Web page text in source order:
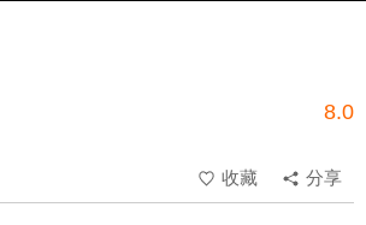
8.0
收藏
分享